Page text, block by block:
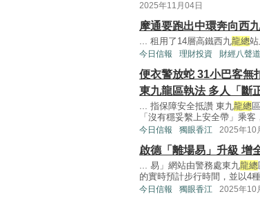
2025年11月04日
摩通要跑出中環奔向西
... 租用了14層高鐵西九龍總
今日信報 理財投資 財經八聲道
便衣警放蛇 31小巴客無
東九龍區執法 多人「斷
... 指保障安全抵讚 東九龍總
「沒有穩妥繫上安全帶」乘客
今日信報 獨眼香江 2025年10
啟德「離場易」升級 增
... 易」網站由警務處東九龍總
的實時預計步行時間，並以4
今日信報 獨眼香江 2025年10